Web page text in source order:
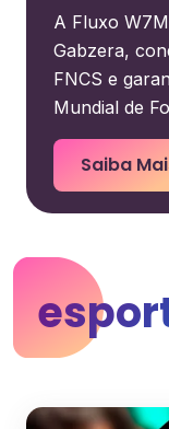
A Fluxo
Gabzera,
FNCS e
Mundial de
Saiba